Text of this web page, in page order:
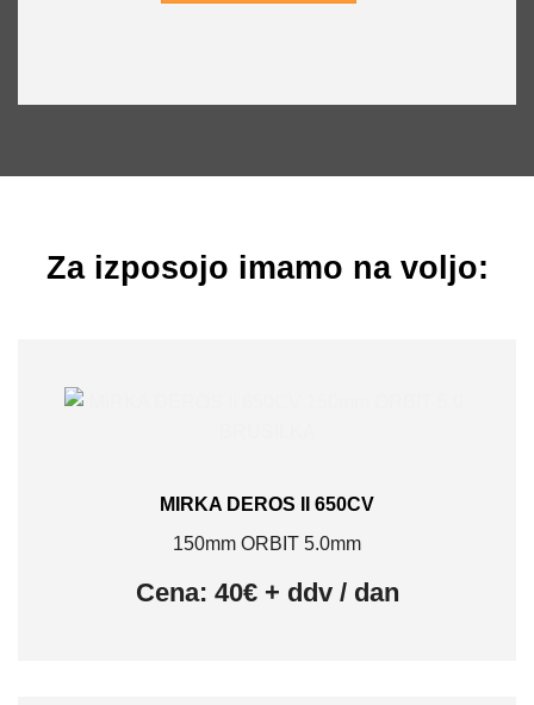
Za izposojo imamo na voljo:
MIRKA DEROS II 650CV
150mm ORBIT 5.0mm
Cena: 40€ + ddv / dan